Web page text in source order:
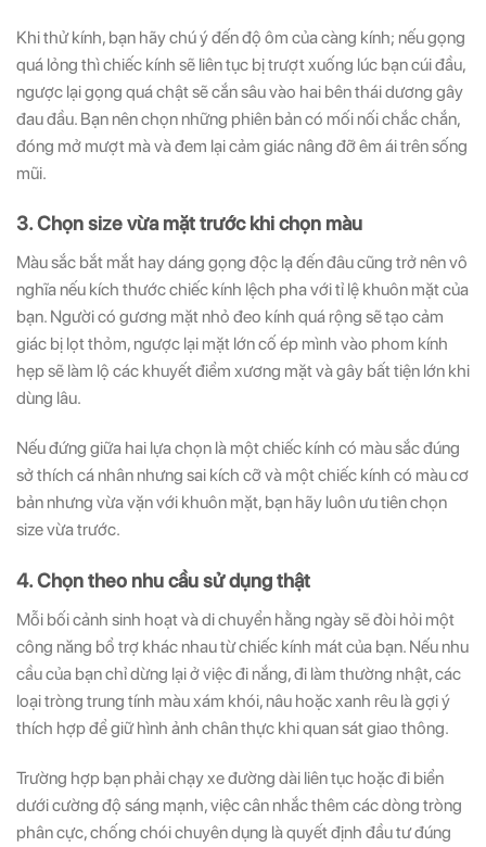
Khi thử kính, bạn hãy chú ý đến độ ôm của càng kính; nếu gọng
quá lỏng thì chiếc kính sẽ liên tục bị trượt xuống lúc bạn cúi đầu,
ngược lại gọng quá chật sẽ cắn sâu vào hai bên thái dương gây
đau đầu. Bạn nên chọn những phiên bản có mối nối chắc chắn,
đóng mở mượt mà và đem lại cảm giác nâng đỡ êm ái trên sống
mũi.
3. Chọn size vừa mặt trước khi chọn màu
Màu sắc bắt mắt hay dáng gọng độc lạ đến đâu cũng trở nên vô
nghĩa nếu kích thước chiếc kính lệch pha với tỉ lệ khuôn mặt của
bạn. Người có gương mặt nhỏ đeo kính quá rộng sẽ tạo cảm
giác bị lọt thỏm, ngược lại mặt lớn cố ép mình vào phom kính
hẹp sẽ làm lộ các khuyết điểm xương mặt và gây bất tiện lớn khi
dùng lâu.
Nếu đứng giữa hai lựa chọn là một chiếc kính có màu sắc đúng
sở thích cá nhân nhưng sai kích cỡ và một chiếc kính có màu cơ
bản nhưng vừa vặn với khuôn mặt, bạn hãy luôn ưu tiên chọn
size vừa trước.
4. Chọn theo nhu cầu sử dụng thật
Mỗi bối cảnh sinh hoạt và di chuyển hằng ngày sẽ đòi hỏi một
công năng bổ trợ khác nhau từ chiếc kính mát của bạn. Nếu nhu
cầu của bạn chỉ dừng lại ở việc đi nắng, đi làm thường nhật, các
loại tròng trung tính màu xám khói, nâu hoặc xanh rêu là gợi ý
thích hợp để giữ hình ảnh chân thực khi quan sát giao thông.
Trường hợp bạn phải chạy xe đường dài liên tục hoặc đi biển
dưới cường độ sáng mạnh, việc cân nhắc thêm các dòng tròng
phân cực, chống chói chuyên dụng là quyết định đầu tư đúng